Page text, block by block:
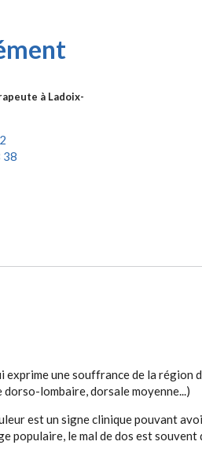
à Ladoix-
38
exprime une souffrance de la région
lombaire, dorsale moyenne...)
est un signe clinique pouvant
populaire, le mal de dos est souvent